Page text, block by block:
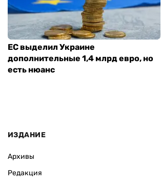
ЕС выделил Украине
дополнительные 1,4 млрд евро, но
есть нюанс
ИЗДАНИЕ
Архивы
Редакция